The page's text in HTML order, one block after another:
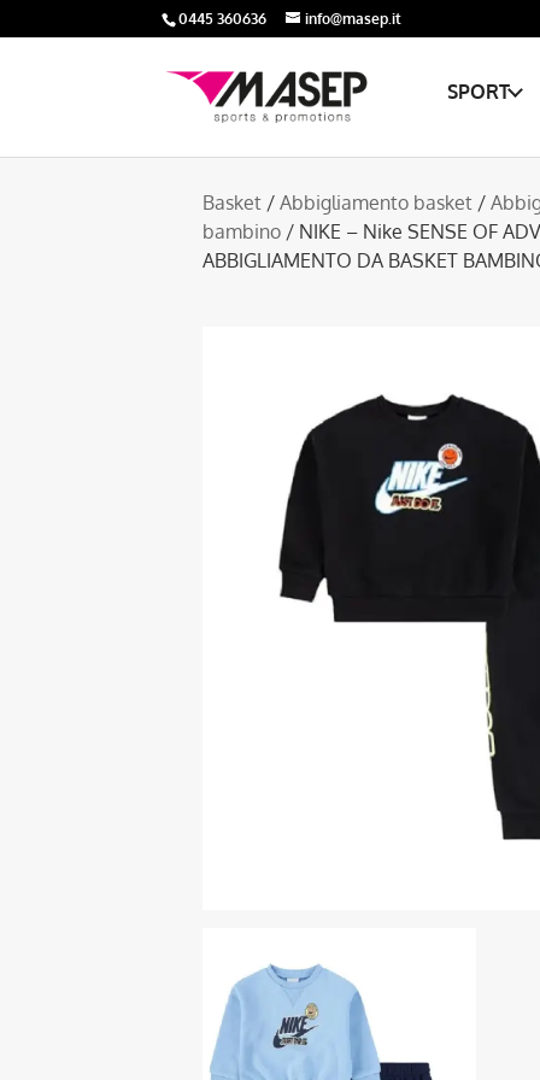
0445 360636 info@masep.it
SPORT
Basket / Abbigliamento basket /
bambino / NIKE – Nike SENSE OF
ABBIGLIAMENTO DA BASKET